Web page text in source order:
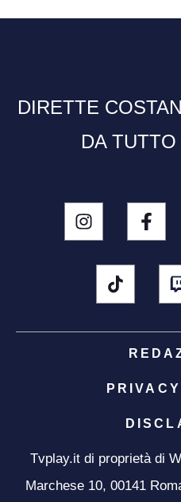
DIRETTE
DA
Tvplay.it di proprietà di
Marchese 10, 00141